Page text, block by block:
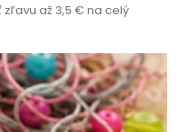
až 3,5 € na celý